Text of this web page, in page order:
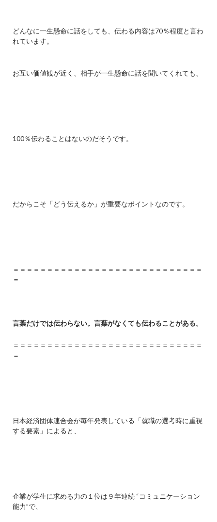
どんなに一生懸命に話をしても、伝わる内容は70％程度と言わ
れています。
お互い価値観が近く、相手が一生懸命に話を聞いてくれても、
100％伝わることはないのだそうです。
だからこそ「どう伝えるか」が重要なポイントなのです。
＝＝＝＝＝＝＝＝＝＝＝＝＝＝＝＝＝＝＝＝＝＝＝＝＝＝＝＝
＝
言葉だけでは伝わらない。言葉がなくても伝わることがある。
＝＝＝＝＝＝＝＝＝＝＝＝＝＝＝＝＝＝＝＝＝＝＝＝＝＝＝＝
＝
日本経済団体連合会が毎年発表している「就職の選考時に重視
する要素」によると、
企業が学生に求める力の１位は９年連続 “コミュニケーション
能力”で、